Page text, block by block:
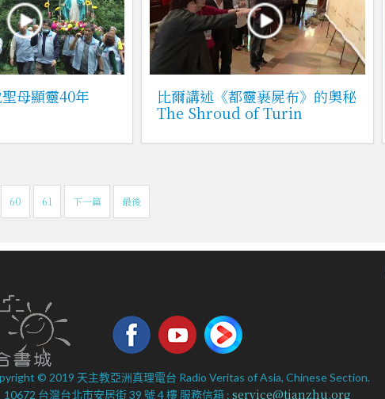
母顯靈40年
比爾講述《都靈裹屍布》的奧秘
The Shroud of Turin
60 61 下一篇 最後
© 2019 天主教亞洲真理電台 Radio Veritas of Asia, Chinese Section.
10672 台灣台北市安居街 39 號 4 樓 服務信箱 : service@tianzhu.org